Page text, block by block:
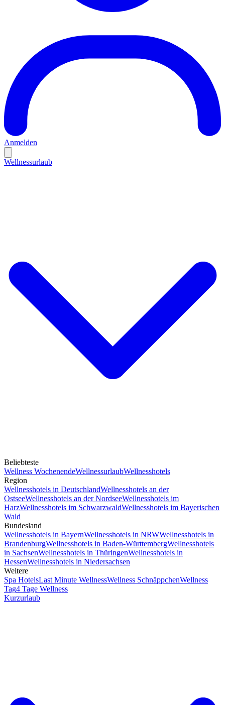
Anmelden
Wellnessurlaub
Beliebteste
Wellness WochenendeWellnessurlaubWellnesshotels
Region
Wellnesshotels in DeutschlandWellnesshotels an der
OstseeWellnesshotels an der NordseeWellnesshotels im
HarzWellnesshotels im SchwarzwaldWellnesshotels im Bayerischen
Wald
Bundesland
Wellnesshotels in BayernWellnesshotels in NRWWellnesshotels in
BrandenburgWellnesshotels in Baden-WürttembergWellnesshotels
in SachsenWellnesshotels in ThüringenWellnesshotels in
HessenWellnesshotels in Niedersachsen
Weitere
Spa HotelsLast Minute WellnessWellness SchnäppchenWellness
Tag4 Tage Wellness
Kurzurlaub